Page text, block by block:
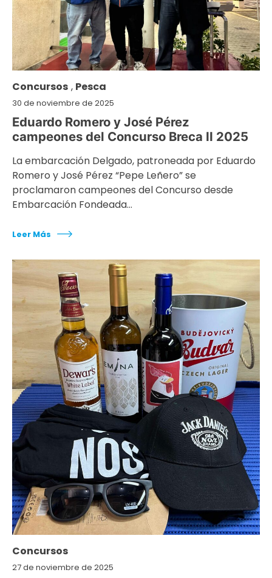
Concursos , Pesca
30 de noviembre de 2025
Eduardo Romero y José Pérez
campeones del Concurso Breca II 2025
La embarcación Delgado, patroneada por Eduardo
Romero y José Pérez “Pepe Leñero” se
proclamaron campeones del Concurso desde
Embarcación Fondeada…
Leer Más
Concursos
27 de noviembre de 2025